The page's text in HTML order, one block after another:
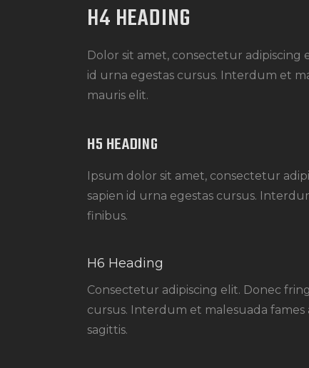
H4 HEADING
Dolor sit amet, consectetur
id urna egestas cursus. Interdum et
mauris elit.
H5 HEADING
Ipsum dolor sit amet, consectetur
sapien id urna egestas cursus.
finibus.
H6 Heading
Consectetur adipiscing elit. Donec
cursus. Interdum et malesuada
sagittis.